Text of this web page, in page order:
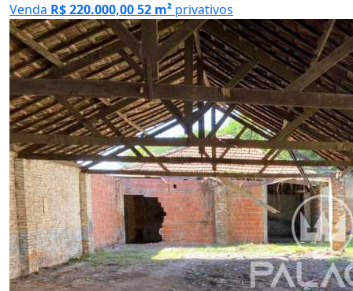
Venda R$ 220.000,0052 m² privativos